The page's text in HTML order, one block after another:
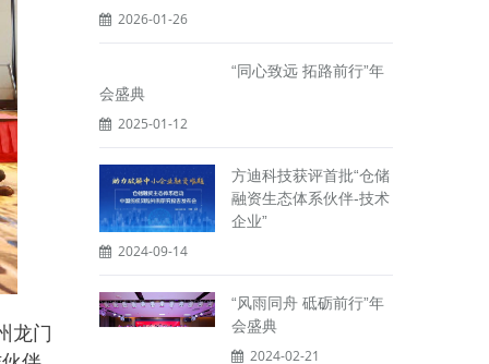
龙门
2026-01-26
“同心致远 拓路前行”年
会盛典
2025-01-12
方迪科技获评首批“仓储
融资生态体系伙伴-技术
企业”
2024-09-14
“风雨同舟 砥砺前行”年
会盛典
2024-02-21